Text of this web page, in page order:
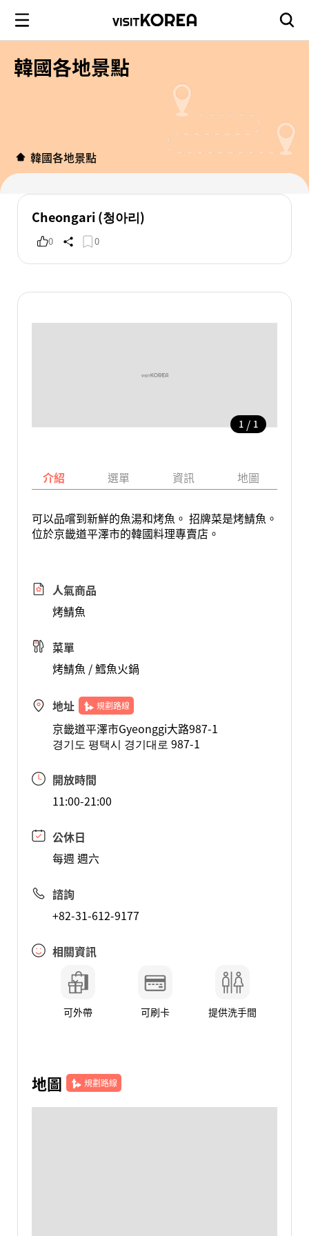
韓國各地景點
韓國各地景點
Cheongari (청아리)
0 0
1 / 1
介紹 選單 資訊 地圖
可以品嚐到新鮮的魚湯和烤魚。 招牌菜是烤鯖魚。
位於京畿道平澤市的韓國料理專賣店。
人氣商品
烤鯖魚
菜單
烤鯖魚 / 鱈魚火鍋
地址 規劃路線
京畿道平澤市Gyeonggi大路987-1
경기도 평택시 경기대로 987-1
開放時間
11:00-21:00
公休日
每週 週六
諮詢
+82-31-612-9177
相關資訊
可外帶 可刷卡 提供洗手間
地圖 規劃路線